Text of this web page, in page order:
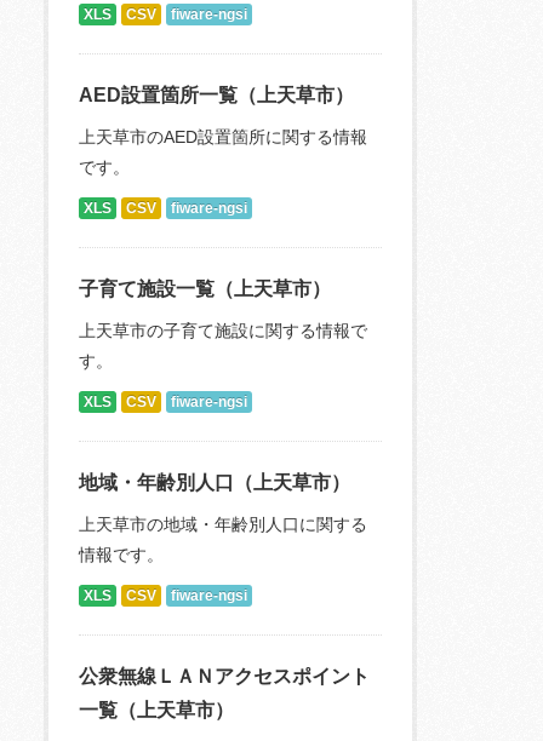
XLS CSV fiware-ngsi
AED設置箇所一覧（上天草市）
上天草市のAED設置箇所に関する情報
です。
XLS CSV fiware-ngsi
子育て施設一覧（上天草市）
上天草市の子育て施設に関する情報で
す。
XLS CSV fiware-ngsi
地域・年齢別人口（上天草市）
上天草市の地域・年齢別人口に関する
情報です。
XLS CSV fiware-ngsi
公衆無線ＬＡＮアクセスポイント
一覧（上天草市）